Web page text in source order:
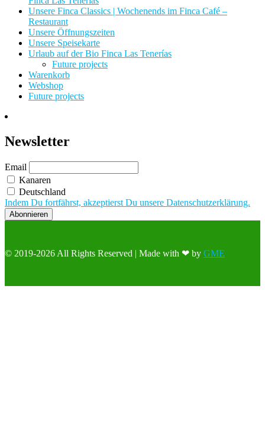
Unsere Finca Classics | Wochenends im Finca Café –
Restaurant
Unsere Öffnungszeiten
Unsere Speisekarte
Urlaub auf der Bio Finca Las Tenerías
Future projects
Warenkorb
Webshop
Future projects
Newsletter
Email
Kanaren
Deutschland
Indem Du fortfährst, akzeptierst Du unsere Datenschutzerklärung.
© 2019-2026 All Rights Reserved | Made with ❤ by GME